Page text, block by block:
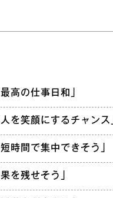
高の仕事日和」
を笑顔にするチャンス
時間で集中できそう」
を残せそう」